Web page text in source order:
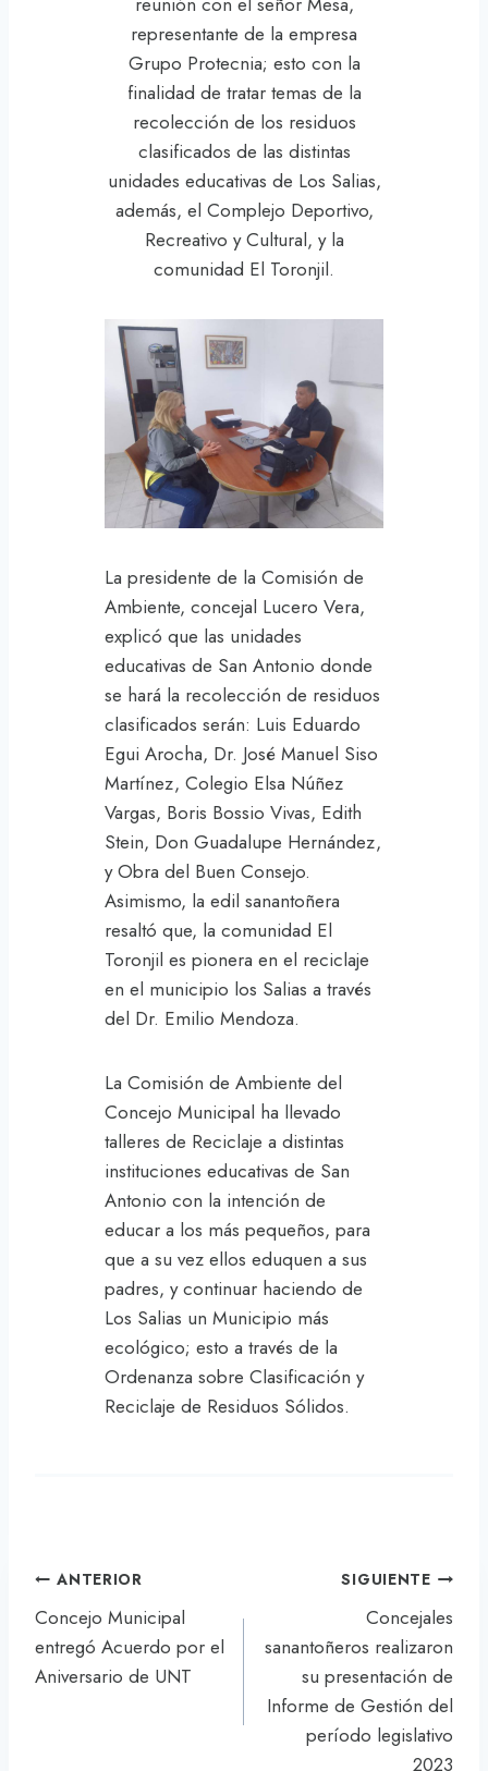
representante de la empresa
Grupo Protecnia; esto con la
finalidad de tratar temas de la
recolección de los residuos
clasificados de las distintas
unidades educativas de Los Salias,
además, el Complejo Deportivo,
Recreativo y Cultural, y la
comunidad El Toronjil.
La presidente de la Comisión de
Ambiente, concejal Lucero Vera,
explicó que las unidades
educativas de San Antonio donde
se hará la recolección de residuos
clasificados serán: Luis Eduardo
Egui Arocha, Dr. José Manuel Siso
Martínez, Colegio Elsa Núñez
Vargas, Boris Bossio Vivas, Edith
Stein, Don Guadalupe Hernández,
y Obra del Buen Consejo.
Asimismo, la edil sanantoñera
resaltó que, la comunidad El
Toronjil es pionera en el reciclaje
en el municipio los Salias a través
del Dr. Emilio Mendoza.
La Comisión de Ambiente del
Concejo Municipal ha llevado
talleres de Reciclaje a distintas
instituciones educativas de San
Antonio con la intención de
educar a los más pequeños, para
que a su vez ellos eduquen a sus
padres, y continuar haciendo de
Los Salias un Municipio más
ecológico; esto a través de la
Ordenanza sobre Clasificación y
Reciclaje de Residuos Sólidos.
Navegación
de
entradas
ANTERIOR
Concejo Municipal
entregó Acuerdo por el
Aniversario de UNT
SIGUIENTE
Concejales
sanantoñeros realizaron
su presentación de
Informe de Gestión del
período legislativo
2023